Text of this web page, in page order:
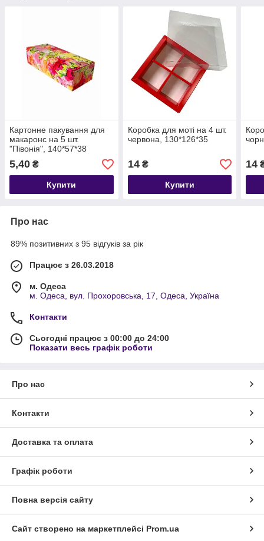
Картонне пакування для
макаронс на 5 шт.
"Півонія", 140*57*38
5,40 ₴
Купити
Коробка для моті на 4 шт.
червона, 130*126*35
14₴
Купити
14
Про нас
89% позитивних з 95 відгуків за рік
Працює з 26.03.2018
м. Одеса
м. Одеса, вул. Прохоровська, 17, Одеса, Україна
Контакти
Сьогодні працює з 00:00 до 24:00
Показати весь графік роботи
Про нас
Контакти
Доставка та оплата
Графік роботи
Повна версія сайту
Сайт створено на маркетплейсі Prom.ua